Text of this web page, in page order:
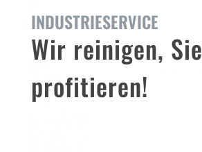
INDUSTRIESERVICE
Wir reinigen, Sie
profitieren!